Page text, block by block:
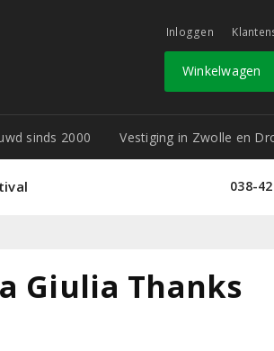
Inloggen
Winkelwagen
sinds 2000 Vestiging in Zwolle en
038-
Giulia Thanks